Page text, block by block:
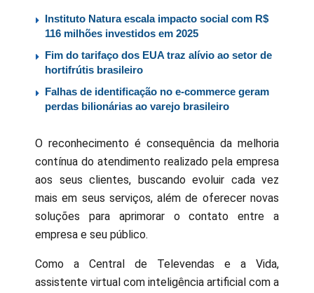
Instituto Natura escala impacto social com R$
116 milhões investidos em 2025
Fim do tarifaço dos EUA traz alívio ao setor de
hortifrútis brasileiro
Falhas de identificação no e-commerce geram
perdas bilionárias ao varejo brasileiro
O reconhecimento é consequência da melhoria
contínua do atendimento realizado pela empresa
aos seus clientes, buscando evoluir cada vez
mais em seus serviços, além de oferecer novas
soluções para aprimorar o contato entre a
empresa e seu público.
Como a Central de Televendas e a Vida,
assistente virtual com inteligência artificial com a